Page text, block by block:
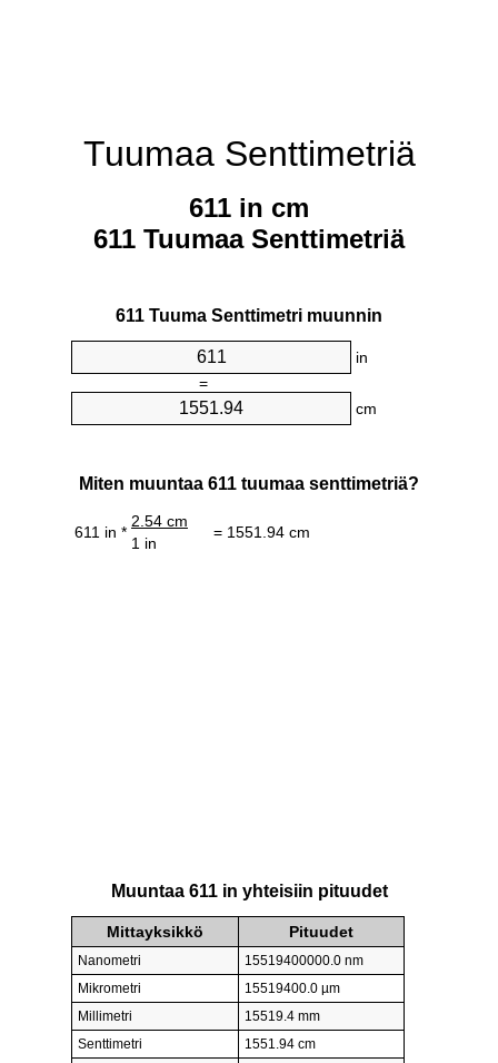
Tuumaa Senttimetriä
611 in cm
611 Tuumaa Senttimetriä
611 Tuuma Senttimetri muunnin
in
=
cm
Miten muuntaa 611 tuumaa senttimetriä?
611 in *
2.54 cm
= 1551.94 cm
1 in
Muuntaa 611 in yhteisiin pituudet
Mittayksikkö Pituudet
Nanometri
15519400000.0 nm
Mikrometri
15519400.0 µm
Millimetri
15519.4 mm
Senttimetri
1551.94 cm